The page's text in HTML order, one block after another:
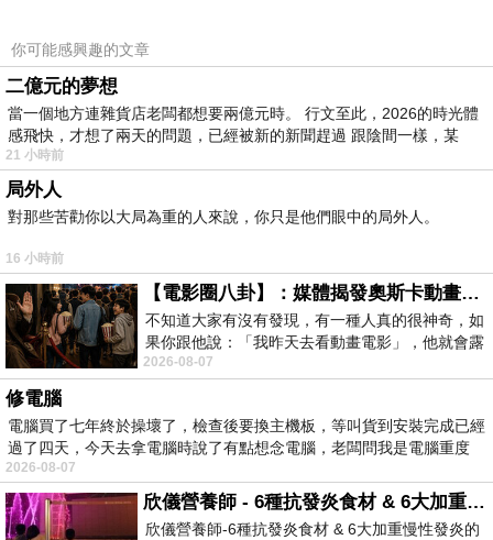
依然能有底層的存在幸福感的，也是愛。
然而，「愛」到底是什麼呢？
若我們要陪伴「情緒受困」的孩子，
或是，我們要陪伴內在「失去完整」的自己，
用什麼行動，能更展現出，純淨的愛呢？
♡♡
當牧羊少年人與煉金術士同行，
他需要在3日內，學會把自己變成風，
否則，他的頭就會被砍下來，
牧羊少年如何因應？
他的老師，煉金術士說：
「我們不可能逃離自己的心，因此，我們還是去聽聽看，它在說什麼？」
一開始，他的心述說著恐懼，牧羊少年人一一聆聽，
慢慢地，他的心說起過往的記憶與哀傷，牧羊少年人一一聆聽，
逐漸地，他的心安靜的時候多些，說起一些照顧與神奇的記憶，牧羊少年人一
一聆聽，
煉金術士說：「你的心，已經逐漸接近，天地之心了。」
什麼是天地之心？
你可能感興趣的文章
二億元的夢想
當一個地方連雜貨店老闆都想要兩億元時。 行文至此，2026的時光體
感飛快，才想了兩天的問題，已經被新的新聞趕過 跟陰間一樣，某
21 小時前
局外人
對那些苦勸你以大局為重的人來說，你只是他們眼中的局外人。
16 小時前
【電影圈八卦】：媒體揭發奧斯卡動畫項目投票醜聞！好萊塢為什麼看不起動畫電影？
不知道大家有沒有發現，有一種人真的很神奇，如
果你跟他說：「我昨天去看動畫電影」，他就會露
出一種慈祥的微笑，然後問你是不是陪小
2026-08-07
修電腦
電腦買了七年終於操壞了，檢查後要換主機板，等叫貨到安裝完成已經
過了四天，今天去拿電腦時說了有點想念電腦，老闆問我是電腦重度
2026-08-07
欣儀營養師 - 6種抗發炎食材 & 6大加重慢性發炎的飲食習慣
欣儀營養師-6種抗發炎食材 & 6大加重慢性發炎的